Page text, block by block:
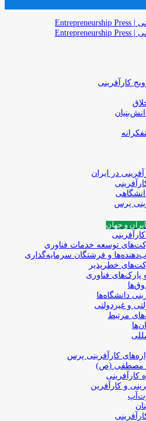
کارآفرینی
در ایران
پرس
ایران و جهان
توسعه‌ خدمات فناوری
و فرشتگان‌ سرمایه‌گذاری
خطرپذیر
پارک‌های فناوری
دانشگاه‌ها
و غیردولتی
مرتبط
کارآفرینی‌ پرس
مصطفی (ص)
کارآفرینی
و کارآفرین